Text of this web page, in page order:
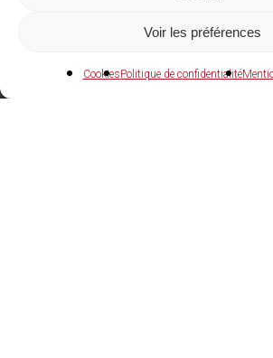
Voir les préférences
CookiesPolitique de confidentialité